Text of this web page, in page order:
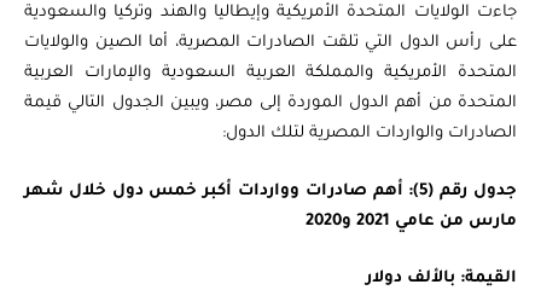
جاءت الولايات المتحدة الأمريكية وإيطاليا والهند وتركيا والسعودية
على رأس الدول التي تلقت الصادرات المصرية، أما الصين والولايات
المتحدة الأمريكية والمملكة العربية السعودية والإمارات العربية
المتحدة من أهم الدول الموردة إلى مصر، ويبين الجدول التالي قيمة
الصادرات والواردات المصرية لتلك الدول:
جدول رقم (5): أهم صادرات وواردات أكبر خمس دول خلال شهر
مارس من عامي 2021 و2020
القيمة: بالألف دولار